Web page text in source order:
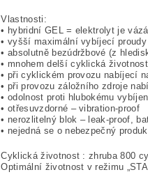
Vlastnosti:
• hybridní GEL = elektrolyt je
• vyšší maximální vybíjecí proudy
• absolutně bezúdržbové (z
• mnohem delší cyklická
• při cyklickém provozu nabíjecí
• při provozu záložního zdroje
• odolnost proti hlubokému
• otřesuvzdorné – vibration-proof
• nerozlitelný blok – leak-proof,
• nejedná se o nebezpečný
Cyklická životnost : zhruba 800
Optimální životnost v režimu